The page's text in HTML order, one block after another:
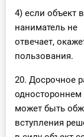
4) если объект
наниматель не
отвечает,
пользования.
20. Досрочное
одностороннем
может быть
вступления